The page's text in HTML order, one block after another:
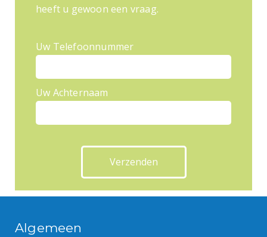
heeft u gewoon een vraag.
Uw Telefoonnummer
Uw Achternaam
Algemeen